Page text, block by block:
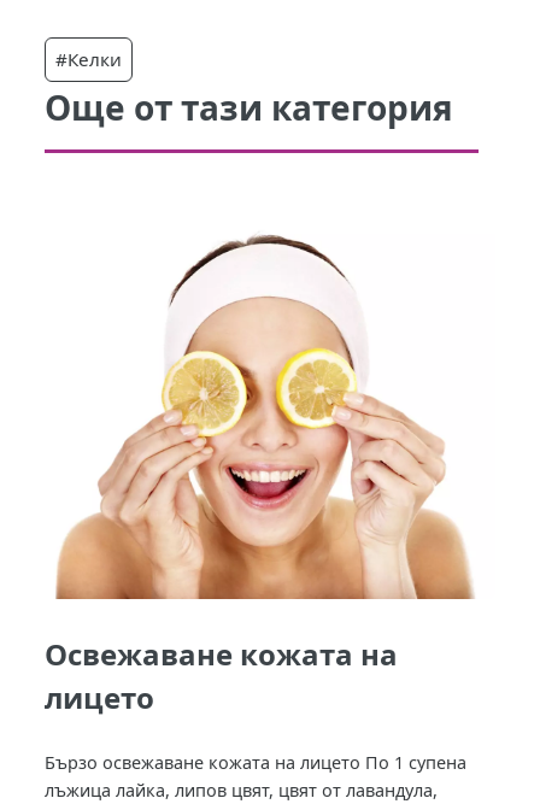
#Келки
Още от тази категория
Освежаване кожата на
лицето
Бързо освежаване кожата на лицето По 1 супена
лъжица лайка, липов цвят, цвят от лавандула,